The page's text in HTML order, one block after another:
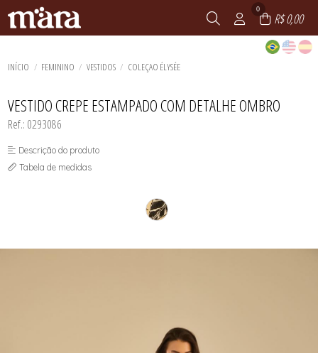
0
R$ 0,00
INÍCIO FEMININO VESTIDOS COLEÇAO ÉLYSÉE
VESTIDO CREPE ESTAMPADO COM DETALHE OMBRO
Ref.: 0293086
Descrição do produto
Tabela de medidas